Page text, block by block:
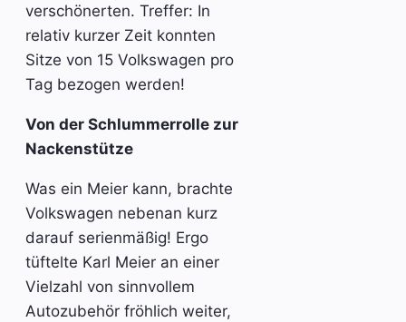
verschönerten. Treffer: In
relativ kurzer Zeit konnten
Sitze von 15 Volkswagen pro
Tag bezogen werden!
Von der Schlummerrolle zur
Nackenstütze
Was ein Meier kann, brachte
Volkswagen nebenan kurz
darauf serienmäßig! Ergo
tüftelte Karl Meier an einer
Vielzahl von sinnvollem
Autozubehör fröhlich weiter,